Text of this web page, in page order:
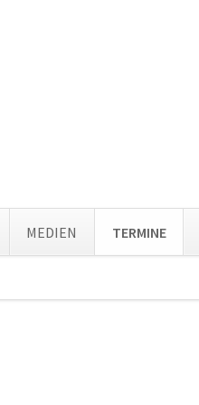
MEDIEN TERMINE